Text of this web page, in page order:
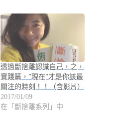
透過斷捨離認識自己，之，
實踐篇，”現在”才是你該最
關注的時刻！！（含影片）
2017/01/09
在「斷捨離系列」中